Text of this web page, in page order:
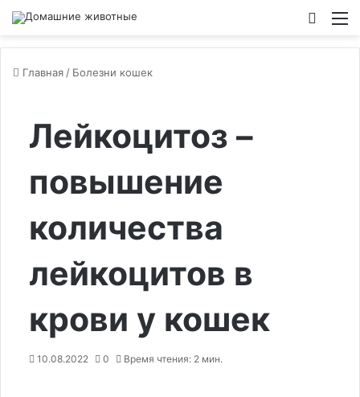
Главная / Болезни кошек
Лейкоцитоз –
повышение
количества
лейкоцитов в
крови у кошек
10.08.2022 0 Время чтения: 2 мин.